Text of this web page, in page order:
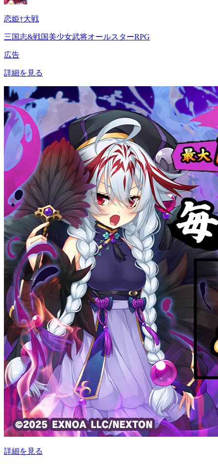
恋姫†大戦
三国志&戦国美少女武将オールスターRPG
広告
詳細を見る
詳細を見る